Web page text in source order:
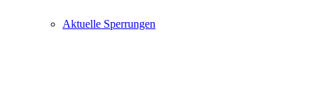
Aktuelle Sperrungen